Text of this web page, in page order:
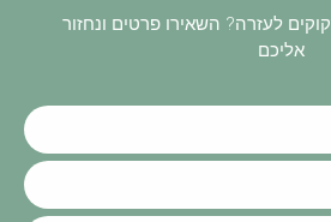
לעזרה? השאירו פרטים ונחזור
אליכם